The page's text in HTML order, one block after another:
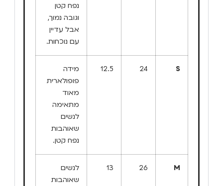
נפח קטן
וגובה נמוך,
אבל עדיין
עם נוכחות.
S
24
12.5
מידה
פופולארית
מאוד
מתאימה
לנשים
שאוהבות
נפח קטן.
M
26
13
לנשים
שאוהבות